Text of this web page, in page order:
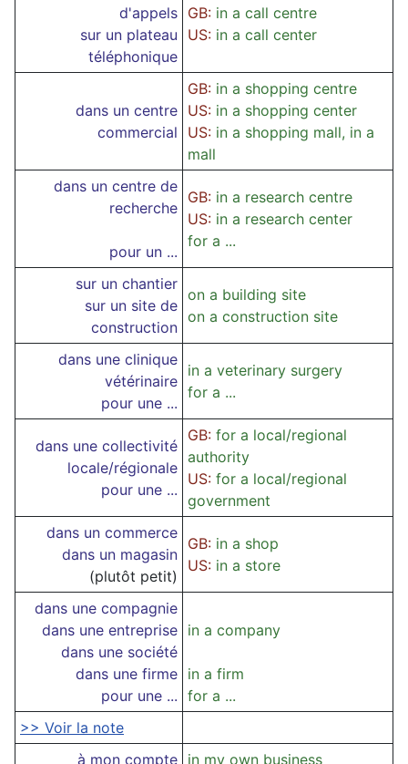
d'appels
sur un plateau
téléphonique
GB: in a call centre
US: in a call center
dans un centre
commercial
GB: in a shopping centre
US: in a shopping center
US: in a shopping mall, in a
mall
dans un centre de
recherche
pour un ...
GB: in a research centre
US: in a research center
for a ...
sur un chantier
sur un site de
construction
on a building site
on a construction site
dans une clinique
vétérinaire
pour une ...
in a veterinary surgery
for a ...
dans une collectivité
locale/régionale
pour une ...
GB: for a local/regional
authority
US: for a local/regional
government
dans un commerce
dans un magasin
(plutôt petit)
GB: in a shop
US: in a store
dans une compagnie
dans une entreprise
dans une société
dans une firme
pour une ...
in a company
in a firm
for a ...
>> Voir la note
à mon compte in my own business